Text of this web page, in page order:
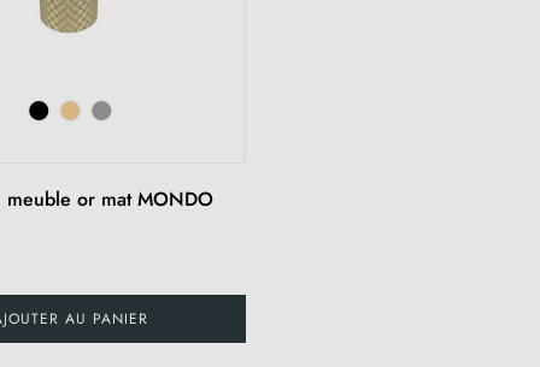
meuble or mat MONDO
AU PANIER